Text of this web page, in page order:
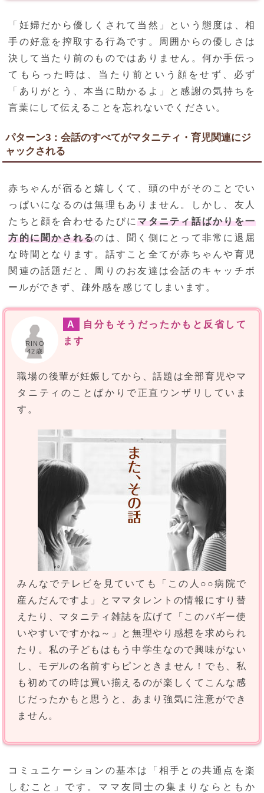
「妊婦だから優しくされて当然」という態度は、相
手の好意を搾取する行為です。周囲からの優しさは
決して当たり前のものではありません。何か手伝っ
てもらった時は、当たり前という顔をせず、必ず
「ありがとう、本当に助かるよ」と感謝の気持ちを
言葉にして伝えることを忘れないでください。
パターン3：会話のすべてがマタニティ・育児関連にジ
ャックされる
赤ちゃんが宿ると嬉しくて、頭の中がそのことでい
っぱいになるのは無理もありません。しかし、友人
たちと顔を合わせるたびにマタニティ話ばかりを一
方的に聞かされるのは、聞く側にとって非常に退屈
な時間となります。話すこと全てが赤ちゃんや育児
関連の話題だと、周りのお友達は会話のキャッチボ
ールができず、疎外感を感じてしまいます。
RINO
42歳
A
自分もそうだったかもと反省して
ます
職場の後輩が妊娠してから、話題は全部育児やマ
タニティのことばかりで正直ウンザリしていま
す。
みんなでテレビを見ていても「この人○○病院で
産んだんですよ」とママタレントの情報にすり替
えたり、マタニティ雑誌を広げて「このバギー使
いやすいですかね～」と無理やり感想を求められ
たり。私の子どもはもう中学生なので興味がない
し、モデルの名前すらピンときません！でも、私
も初めての時は買い揃えるのが楽しくてこんな感
じだったかもと思うと、あまり強気に注意ができ
ません。
コミュニケーションの基本は「相手との共通点を楽
しむこと」です。ママ友同士の集まりならともか